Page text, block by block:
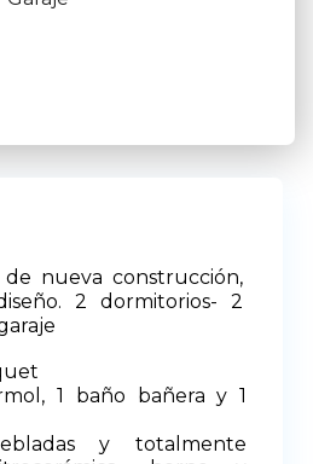
nueva construcción,
2 dormitorios- 2
1 baño bañera y 1
y totalmente